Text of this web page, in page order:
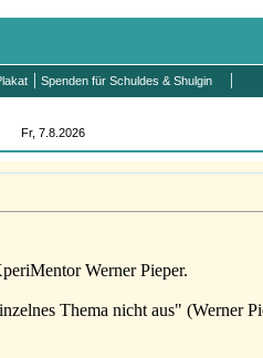
Spenden für Schuldes & Shulgin
Fr, 7.8.2026
Werner Pieper.
Thema nicht aus" (Werner